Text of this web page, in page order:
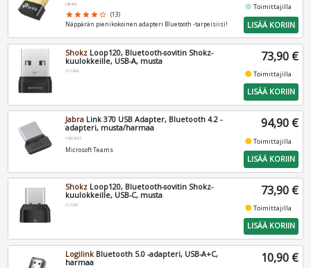
UB400
star star star star star_border (13)
Näppärän pienikokoinen adapteri Bluetooth -tarpeisiisi!
fiber_manual_recordToimittajilla
LISÄÄ KORIIN
Shokz Loop120, Bluetooth-sovitin Shokz-
kuulokkeille, USB-A, musta
CL120A
73,90 €
fiber_manual_recordToimittajilla
LISÄÄ KORIIN
Jabra Link 370 USB Adapter, Bluetooth 4.2 -
adapteri, musta/harmaa
14208-23
Microsoft Teams
94,90 €
fiber_manual_recordToimittajilla
LISÄÄ KORIIN
Shokz Loop120, Bluetooth-sovitin Shokz-
kuulokkeille, USB-C, musta
CL120C
73,90 €
fiber_manual_recordToimittajilla
LISÄÄ KORIIN
Logilink Bluetooth 5.0 -adapteri, USB-A+C,
harmaa
10,90 €